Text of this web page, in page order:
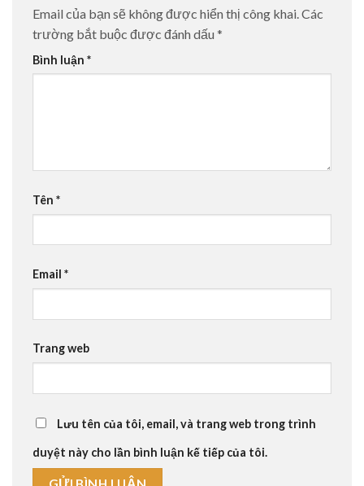
Email của bạn sẽ không được hiển thị công khai. Các
trường bắt buộc được đánh dấu *
Bình luận *
Tên *
Email *
Trang web
Lưu tên của tôi, email, và trang web trong trình
duyệt này cho lần bình luận kế tiếp của tôi.